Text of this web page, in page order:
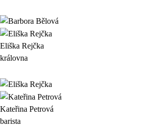
Eliška Rejčka
královna
Kateřina Petrová
barista